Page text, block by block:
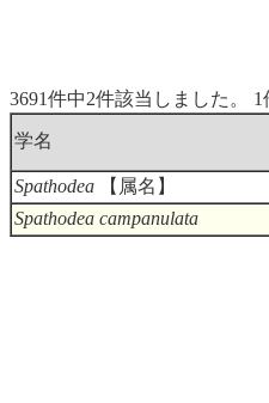
3691件中2件該当しました。
学名
Spathodea 【属名】
Spathodea campanulata